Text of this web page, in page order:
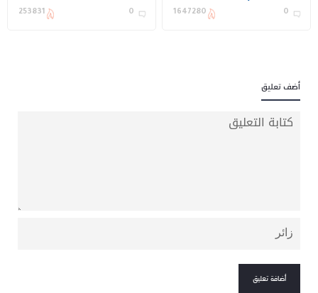
وتحسين الأداء ويكرم عدد
0
1647280
0
253831
أضف تعليق